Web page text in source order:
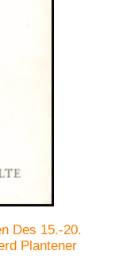
Des 15.-20.
Plantener